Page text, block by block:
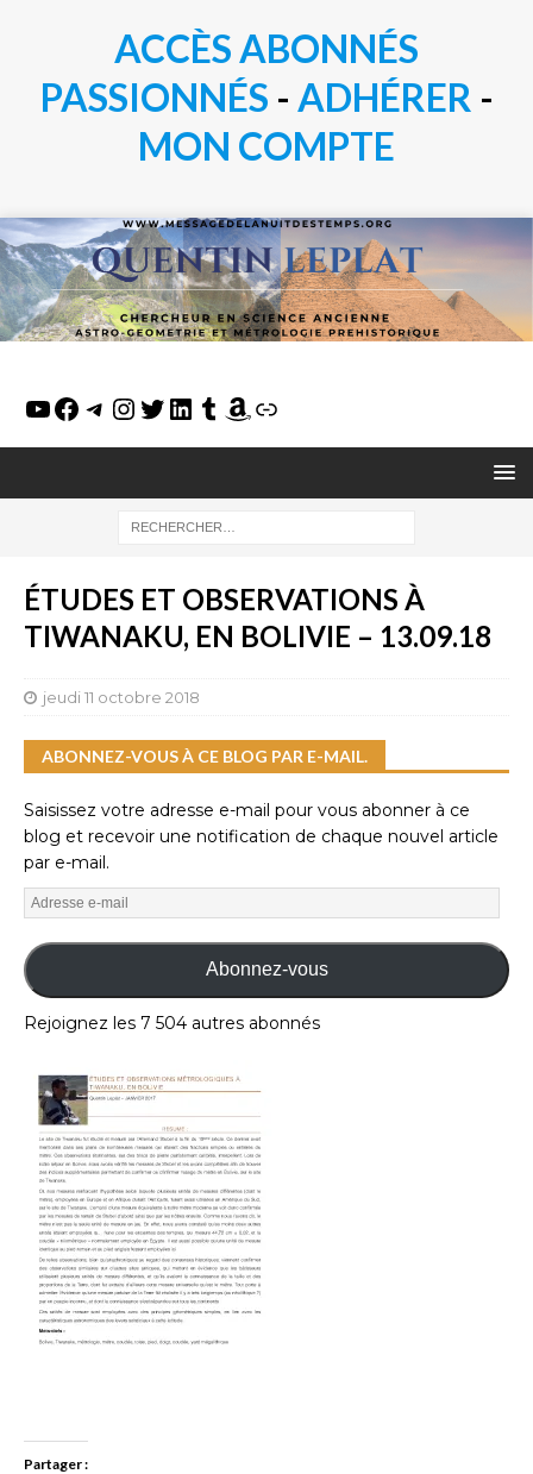
ACCÈS ABONNÉS
PASSIONNÉS - ADHÉRER -
MON COMPTE
ÉTUDES ET OBSERVATIONS À
TIWANAKU, EN BOLIVIE – 13.09.18
jeudi 11 octobre 2018
ABONNEZ-VOUS À CE BLOG PAR E-MAIL.
Saisissez votre adresse e-mail pour vous abonner à ce
blog et recevoir une notification de chaque nouvel article
par e-mail.
Abonnez-vous
Rejoignez les 7 504 autres abonnés
Partager :